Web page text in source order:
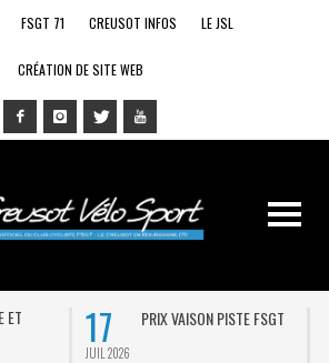
FSGT 71 CREUSOT INFOS LE JSL
CRÉATION DE SITE WEB
ET
17
JUIL 2026
PRIX VAISON PISTE FSGT